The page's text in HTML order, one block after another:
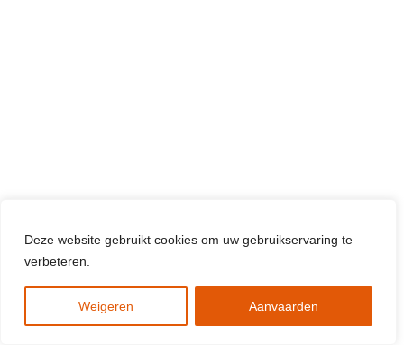
Deze website gebruikt cookies om uw gebruikservaring te
verbeteren.
Weigeren Aanvaarden